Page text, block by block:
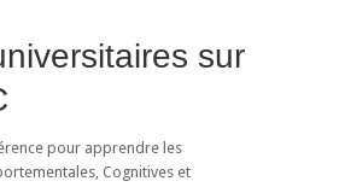
sur
pour apprendre les
Cognitives et